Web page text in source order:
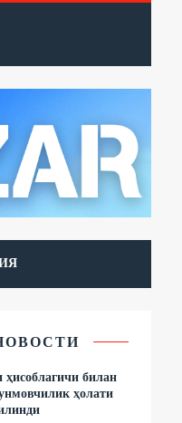
билан
ҳолати